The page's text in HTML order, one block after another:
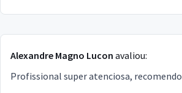
Alexandre Magno Lucon avaliou:
Profissional super atenciosa, recomendo